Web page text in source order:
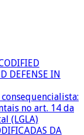
DEFENSE IN
no art. 14 da
(LGLA)
DA